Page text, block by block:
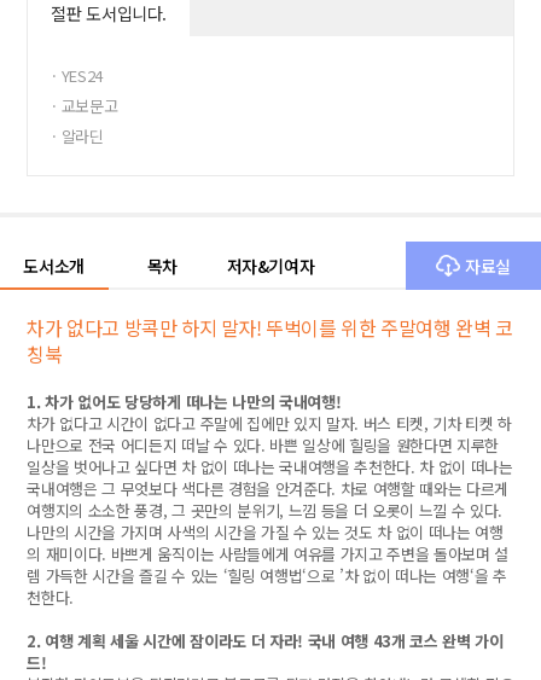
절판 도서입니다.
· YES24
· 교보문고
· 알라딘
도서소개 목차 저자&기여자 자료실
차가 없다고 방콕만 하지 말자! 뚜벅이를 위한 주말여행 완벽 코
칭북
1. 차가 없어도 당당하게 떠나는 나만의 국내여행!
차가 없다고 시간이 없다고 주말에 집에만 있지 말자. 버스 티켓, 기차 티켓 하
나만으로 전국 어디든지 떠날 수 있다. 바쁜 일상에 힐링을 원한다면 지루한
일상을 벗어나고 싶다면 차 없이 떠나는 국내여행을 추천한다. 차 없이 떠나는
국내여행은 그 무엇보다 색다른 경험을 안겨준다. 차로 여행할 때와는 다르게
여행지의 소소한 풍경, 그 곳만의 분위기, 느낌 등을 더 오롯이 느낄 수 있다.
나만의 시간을 가지며 사색의 시간을 가질 수 있는 것도 차 없이 떠나는 여행
의 재미이다. 바쁘게 움직이는 사람들에게 여유를 가지고 주변을 돌아보며 설
렘 가득한 시간을 즐길 수 있는 ‘힐링 여행법‘으로 ’차 없이 떠나는 여행‘을 추
천한다.
2. 여행 계획 세울 시간에 잠이라도 더 자라! 국내 여행 43개 코스 완벽 가이
드!